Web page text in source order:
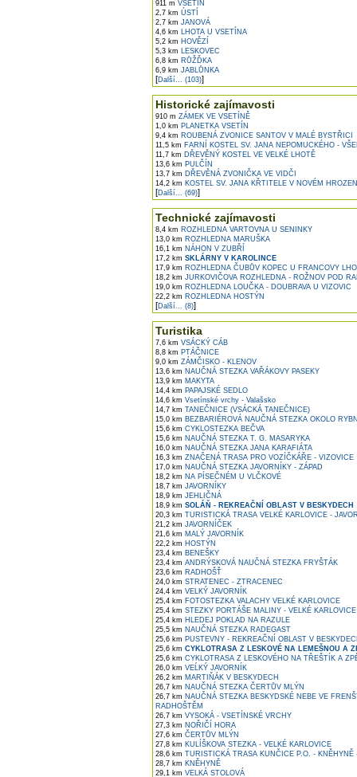
911 m VSETÍN
2,7 km ÚSTÍ
2,7 km JANOVÁ
4,6 km LHOTA U VSETÍNA
5,2 km HOVĚZÍ
5,3 km LESKOVEC
6,8 km RŮŽĎKA
6,9 km JABLŮNKA
[Další... (103)]
Historické zajímavosti
910 m ZÁMEK VE VSETÍNĚ
1,0 km PLANETKA VSETÍN
9,4 km ROUBENÁ ZVONICE SANTOV V MALÉ BYSTŘICI
11,5 km FARNÍ KOSTEL SV. JANA NEPOMUCKÉHO -
11,7 km DŘEVĚNÝ KOSTEL VE VELKÉ LHOTĚ
13,6 km PULČÍN
13,7 km DŘEVĚNÁ ZVONIČKA VE VIDČI
14,2 km KOSTEL SV. JANA KŘTITELE V NOVÉM
[Další... (69)]
Technické zajímavosti
8,4 km ROZHLEDNA VARTOVNA U SENINKY
13,0 km ROZHLEDNA MARUŠKA
16,1 km NÁHON V ZUBŘÍ
17,2 km SKLÁRNY V KAROLINCE
17,9 km ROZHLEDNA ČUBŮV KOPEC U FRANCOVY
18,2 km JURKOVIČOVA ROZHLEDNA - ROŽNOV POD
19,0 km ROZHLEDNA LOUČKA - DOUBRAVA U VIZOVIC
22,2 km ROZHLEDNA HOSTÝN
[Další... (8)]
Turistika
7,6 km VSÁCKÝ CÁB
8,8 km PTÁČNICE
9,0 km ZÁMČISKO - KLENOV
13,6 km NAUČNÁ STEZKA VAŘÁKOVY PASEKY
13,9 km MAKYTA
14,4 km PAPAJSKÉ SEDLO
14,6 km Vsetínské vrchy - Valašsko
14,7 km TANEČNICE (VSÁCKÁ TANEČNICE)
15,0 km BEZBARIÉROVÁ NAUČNÁ STEZKA OKOLO
15,6 km CYKLOSTEZKA BEČVA
15,6 km NAUČNÁ STEZKA T. G. MASARYKA
16,0 km NAUČNÁ STEZKA JANA KARAFIÁTA
16,3 km ZNAČENÁ TRASA PRO VOZÍČKÁŘE - VIZOVICE
17,0 km NAUČNÁ STEZKA JAVORNÍKY - ZÁPAD
18,2 km NA PÍSEČNÉM U VLČKOVÉ
18,7 km JAVORNÍKY
18,9 km JEHLIČNÁ
18,9 km SOLÁŇ - REKREAČNÍ OBLAST V BESKYDECH
20,3 km TURISTICKÁ TRASA VELKÉ KARLOVICE -
21,2 km JAVORNÍČEK
21,6 km MALÝ JAVORNÍK
22,2 km HOSTÝN
23,4 km BENEŠKY
23,4 km ANDRÝSKOVÁ NAUČNÁ STEZKA FRYŠTÁK
23,6 km RADHOŠŤ
24,0 km STRATENEC - ZTRACENEC
24,4 km VELKÝ JAVORNÍK
25,4 km FOTOSTEZKA VALACHY VELKÉ KARLOVICE
25,4 km STEZKY PORTÁŠE MALINY - VELKÉ KARLOVICE
25,4 km HLEDEJ POKLAD NA RAZULE
25,5 km NAUČNÁ STEZKA RADEGAST
25,6 km PUSTEVNY - REKREAČNÍ OBLAST V
25,6 km CYKLOTRASA Z LESKOVÉ NA LEMEŠNOU A
25,6 km CYKLOTRASA Z LESKOVÉHO NA TŘEŠTÍK A
26,0 km VEĹKÝ JAVORNÍK
26,2 km MARTIŇÁK V BESKYDECH
26,7 km NAUČNÁ STEZKA ČERTŮV MLÝN
26,7 km NAUČNÁ STEZKA BESKYDSKÉ NEBE VE
RADHOŠTĚM
26,7 km VYSOKÁ - VSETÍNSKÉ VRCHY
27,3 km NOŘIČÍ HORA
27,6 km ČERTŮV MLÝN
27,8 km KULÍŠKOVA STEZKA - VELKÉ KARLOVICE
28,6 km TURISTICKÁ TRASA KUNČICE P.O. - KNĚHYNĚ
28,7 km KNĚHYNĚ
29,1 km VELKÁ STOLOVÁ